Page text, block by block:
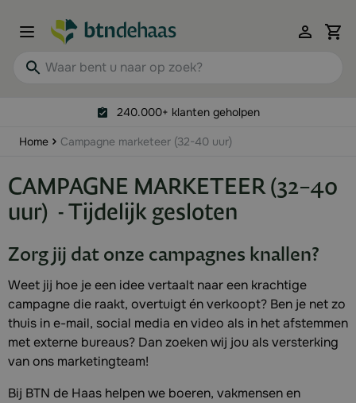
Waar bent u naar op zoek?
240.000+ klanten geholpen
Home Campagne marketeer (32-40 uur)
CAMPAGNE MARKETEER (32–40
uur) - Tijdelijk gesloten
Zorg jij dat onze campagnes knallen?
Weet jij hoe je een idee vertaalt naar een krachtige
campagne die raakt, overtuigt én verkoopt? Ben je net zo
thuis in e-mail, social media en video als in het afstemmen
met externe bureaus? Dan zoeken wij jou als versterking
van ons marketingteam!
Bij BTN de Haas helpen we boeren, vakmensen en